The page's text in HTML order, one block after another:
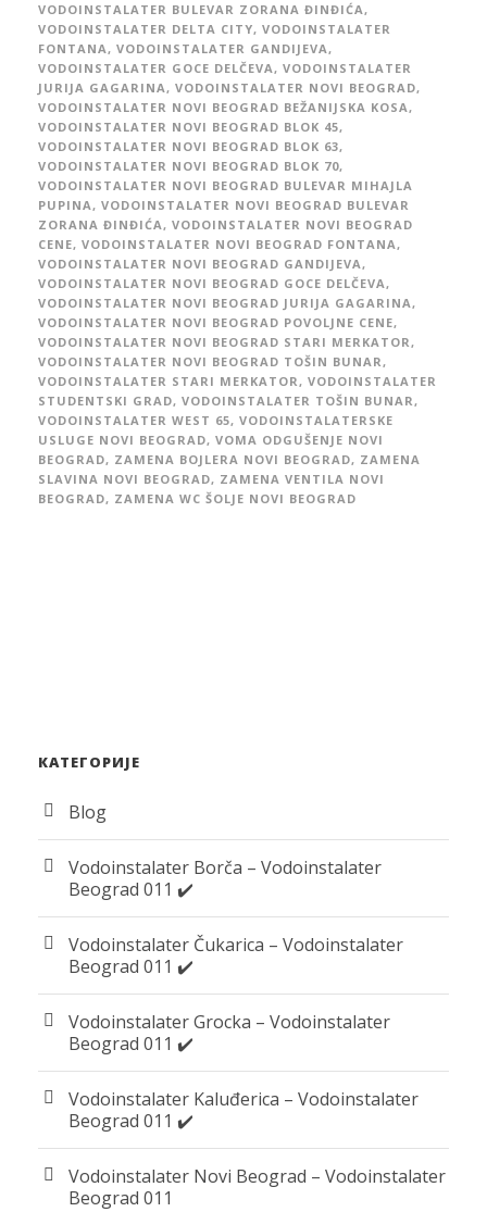
VODOINSTALATER BULEVAR ZORANA ĐINĐIĆA,
VODOINSTALATER DELTA CITY, VODOINSTALATER
FONTANA, VODOINSTALATER GANDIJEVA,
VODOINSTALATER GOCE DELČEVA, VODOINSTALATER
JURIJA GAGARINA, VODOINSTALATER NOVI BEOGRAD,
VODOINSTALATER NOVI BEOGRAD BEŽANIJSKA KOSA,
VODOINSTALATER NOVI BEOGRAD BLOK 45,
VODOINSTALATER NOVI BEOGRAD BLOK 63,
VODOINSTALATER NOVI BEOGRAD BLOK 70,
VODOINSTALATER NOVI BEOGRAD BULEVAR MIHAJLA
PUPINA, VODOINSTALATER NOVI BEOGRAD BULEVAR
ZORANA ĐINĐIĆA, VODOINSTALATER NOVI BEOGRAD
CENE, VODOINSTALATER NOVI BEOGRAD FONTANA,
VODOINSTALATER NOVI BEOGRAD GANDIJEVA,
VODOINSTALATER NOVI BEOGRAD GOCE DELČEVA,
VODOINSTALATER NOVI BEOGRAD JURIJA GAGARINA,
VODOINSTALATER NOVI BEOGRAD POVOLJNE CENE,
VODOINSTALATER NOVI BEOGRAD STARI MERKATOR,
VODOINSTALATER NOVI BEOGRAD TOŠIN BUNAR,
VODOINSTALATER STARI MERKATOR, VODOINSTALATER
STUDENTSKI GRAD, VODOINSTALATER TOŠIN BUNAR,
VODOINSTALATER WEST 65, VODOINSTALATERSKE
USLUGE NOVI BEOGRAD, VOMA ODGUŠENJE NOVI
BEOGRAD, ZAMENA BOJLERA NOVI BEOGRAD, ZAMENA
SLAVINA NOVI BEOGRAD, ZAMENA VENTILA NOVI
BEOGRAD, ZAMENA WC ŠOLJE NOVI BEOGRAD
КАТЕГОРИЈЕ
Blog
Vodoinstalater Borča – Vodoinstalater
Beograd 011 ✔️
Vodoinstalater Čukarica – Vodoinstalater
Beograd 011 ✔️
Vodoinstalater Grocka – Vodoinstalater
Beograd 011 ✔️
Vodoinstalater Kaluđerica – Vodoinstalater
Beograd 011 ✔️
Vodoinstalater Novi Beograd – Vodoinstalater
Beograd 011